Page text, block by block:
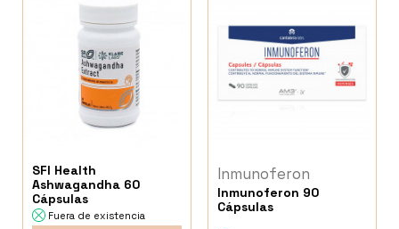
SFI Health
Ashwagandha 60
Cápsulas
Fuera de existencia
Inmunoferon
Inmunoferon 90
Cápsulas